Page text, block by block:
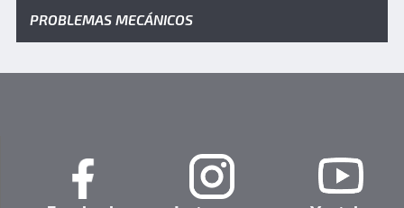
PROBLEMAS MECÁNICOS